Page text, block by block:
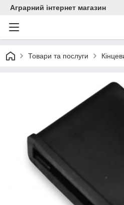
Аграрний інтернет магазин
Товари та послуги